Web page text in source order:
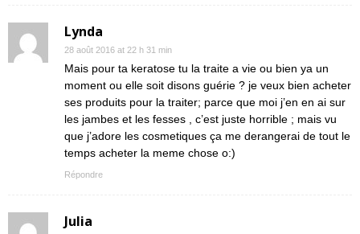
Lynda
28 août 2016 at 22 h 31 min
Mais pour ta keratose tu la traite a vie ou bien ya un
moment ou elle soit disons guérie ? je veux bien acheter
ses produits pour la traiter; parce que moi j’en en ai sur
les jambes et les fesses , c’est juste horrible ; mais vu
que j’adore les cosmetiques ça me derangerai de tout le
temps acheter la meme chose o:)
Répondre
Julia